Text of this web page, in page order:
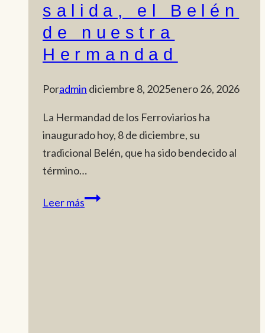
salida, el Belén
de nuestra
Hermandad
Poradmin diciembre 8, 2025enero 26, 2026
La Hermandad de los Ferroviarios ha
inaugurado hoy, 8 de diciembre, su
tradicional Belén, que ha sido bendecido al
término…
Leer másInaugurado,